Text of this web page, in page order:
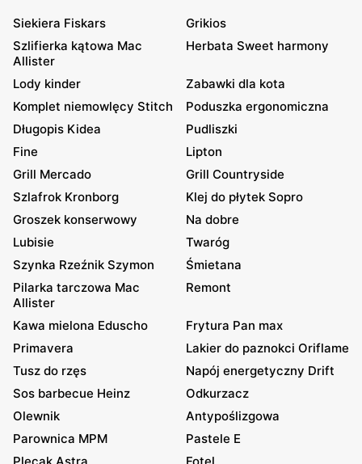
Siekiera Fiskars
Grikios
Szlifierka kątowa Mac
Allister
Herbata Sweet harmony
Lody kinder
Zabawki dla kota
Komplet niemowlęcy Stitch
Poduszka ergonomiczna
Długopis Kidea
Pudliszki
Fine
Lipton
Grill Mercado
Grill Countryside
Szlafrok Kronborg
Klej do płytek Sopro
Groszek konserwowy
Na dobre
Lubisie
Twaróg
Szynka Rzeźnik Szymon
Śmietana
Pilarka tarczowa Mac
Allister
Remont
Kawa mielona Eduscho
Frytura Pan max
Primavera
Lakier do paznokci Oriflame
Tusz do rzęs
Napój energetyczny Drift
Sos barbecue Heinz
Odkurzacz
Olewnik
Antypoślizgowa
Parownica MPM
Pastele E